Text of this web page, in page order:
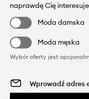
naprawdę Cię
Moda damska
Moda męska
Wybór oferty jest